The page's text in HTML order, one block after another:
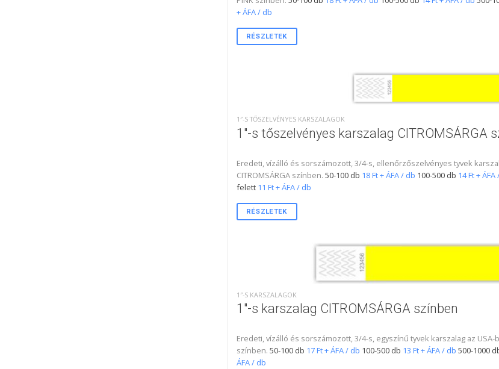
+ ÁFA / db
RÉSZLETEK
1″-S TŐSZELVÉNYES KARSZALAGOK
1″-s tőszelvényes karszalag CITROMSÁRGA
Eredeti, vízálló és sorszámozott, 3/4-s, ellenőrzőszelvényes tyvek
CITROMSÁRGA színben. 50-100 db 18 Ft + ÁFA / db 100-500 db 14 Ft +
felett 11 Ft + ÁFA / db
RÉSZLETEK
1″-S KARSZALAGOK
1″-s karszalag CITROMSÁRGA színben
Eredeti, vízálló és sorszámozott, 3/4-s, egyszínű tyvek karszalag az
színben. 50-100 db 17 Ft + ÁFA / db 100-500 db 13 Ft + ÁFA / db 500-1000
ÁFA / db